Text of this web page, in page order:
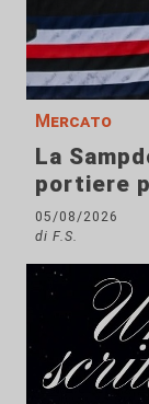
Mercato
La
portiere
05/08/2026
di F.S.